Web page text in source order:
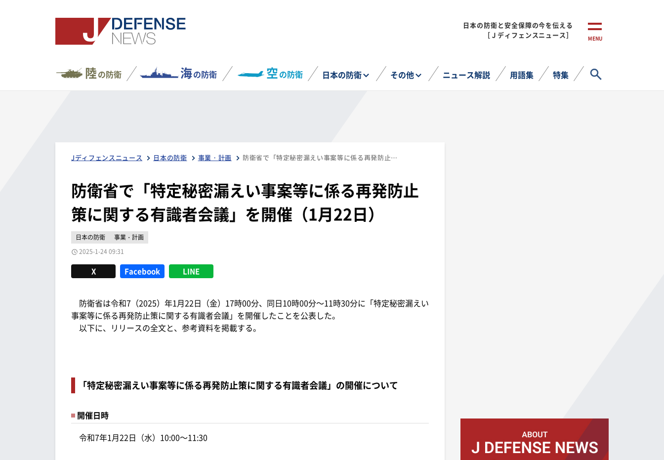
日本の防衛と安全保障の今を伝える
［Ｊディフェンスニュース］
MENU
陸の防衛 海の防衛 空の防衛 日本の防衛 その他 ニュース解説 用語集 特集
Jディフェンスニュース 日本の防衛 事業・計画 防衛省で「特定秘密漏えい事案等に係る再発防止策に関する有識者会議」を開催（1月22日）
防衛省で「特定秘密漏えい事案等に係る再発防止
策に関する有識者会議」を開催（1月22日）
日本の防衛
事業・計画
2025-1-24 09:31
X Facebook LINE
防衛省は令和7（2025）年1月22日（金）17時00分、同日10時00分～11時30分に「特定秘密漏えい
事案等に係る再発防止策に関する有識者会議」を開催したことを公表した。
以下に、リリースの全文と、参考資料を掲載する。
「特定秘密漏えい事案等に係る再発防止策に関する有識者会議」の開催について
開催日時
令和7年1月22日（水）10:00～11:30